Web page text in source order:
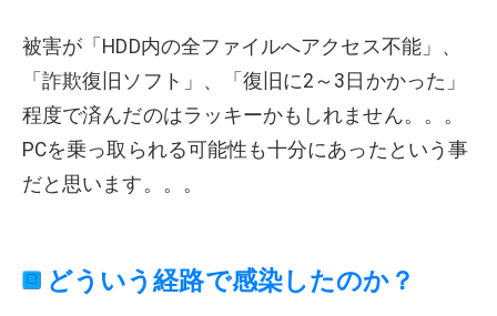
被害が「HDD内の全ファイルへアクセス不能」、
「詐欺復旧ソフト」、「復旧に2～3日かかった」
程度で済んだのはラッキーかもしれません。。。
PCを乗っ取られる可能性も十分にあったという事
だと思います。。。
どういう経路で感染したのか？